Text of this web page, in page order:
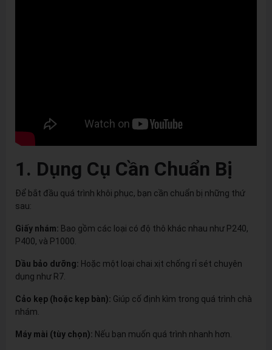
1. Dụng Cụ Cần Chuẩn Bị
Để bắt đầu quá trình khôi phục, bạn cần chuẩn bị những thứ
sau:
Giấy nhám: Bao gồm các loại có độ thô khác nhau như P240,
P400, và P1000.
Dầu bảo dưỡng: Hoặc một loại chai xịt chống rỉ sét chuyên
dụng như R7.
Cảo kẹp (hoặc kẹp bàn): Giúp cố định kìm trong quá trình chà
nhám.
Máy mài (tùy chọn): Nếu bạn muốn quá trình nhanh hơn.